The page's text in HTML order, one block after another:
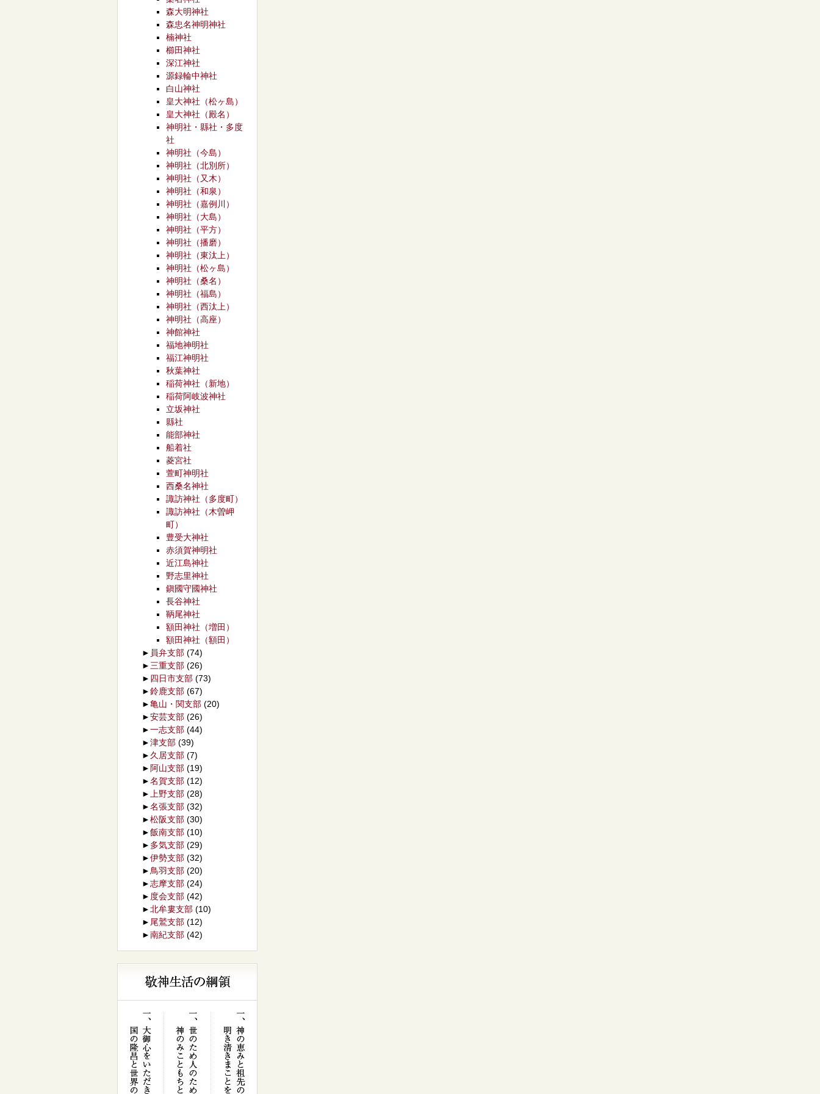
森大明神社
森忠名神明神社
楠神社
櫛田神社
深江神社
源録輪中神社
白山神社
皇大神社（松ヶ島）
皇大神社（殿名）
神明社・縣社・多度
社
神明社（今島）
神明社（北別所）
神明社（又木）
神明社（和泉）
神明社（嘉例川）
神明社（大島）
神明社（平方）
神明社（播磨）
神明社（東汰上）
神明社（松ヶ島）
神明社（桑名）
神明社（福島）
神明社（西汰上）
神明社（高座）
神館神社
福地神明社
福江神明社
秋葉神社
稲荷神社（新地）
稲荷阿岐波神社
立坂神社
縣社
能部神社
船着社
菱宮社
萱町神明社
西桑名神社
諏訪神社（多度町）
諏訪神社（木曽岬
町）
豊受大神社
赤須賀神明社
近江島神社
野志里神社
鎭國守國神社
長谷神社
鞆尾神社
額田神社（増田）
額田神社（額田）
► 員弁支部 (74)
► 三重支部 (26)
► 四日市支部 (73)
►鈴鹿支部 (67)
►亀山・関支部 (20)
►安芸支部 (26)
►一志支部 (44)
►津支部 (39)
► 久居支部 (7)
► 阿山支部 (19)
►名賀支部 (12)
►
上野支部 (28)
►名張支部 (32)
►松阪支部 (30)
►飯南支部 (10)
► 多気支部 (29)
►伊勢支部 (32)
► 鳥羽支部 (20)
►志摩支部 (24)
► 度会支部 (42)
►北牟婁支部 (10)
► 尾鷲支部 (12)
►南紀支部 (42)